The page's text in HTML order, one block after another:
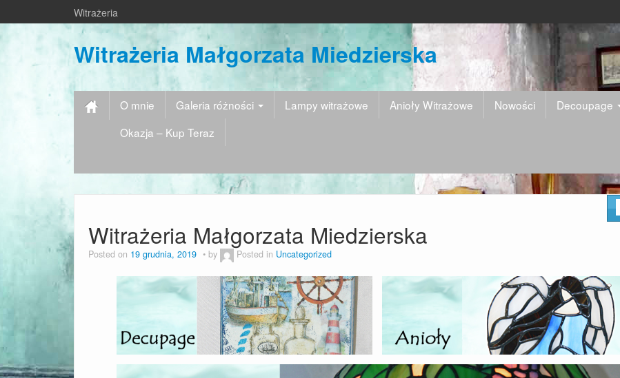
Witrażeria
Witrażeria Małgorzata Miedzierska
O mnie Galeria różności Lampy witrażowe Anioły Witrażowe Nowości Decoupage
Okazja – Kup Teraz
Witrażeria Małgorzata Miedzierska
Posted on 19 grudnia, 2019 by Posted in Uncategorized